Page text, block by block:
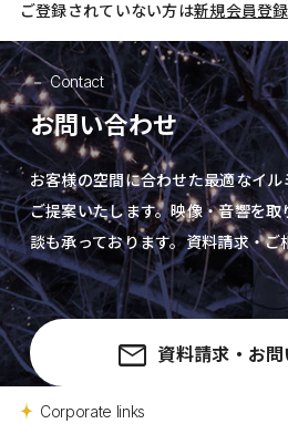
ご登録されていない方は新規会員登録
Contact
お問い合わせ
お客様の空間に合わせた最適なイ
ご提案いたします。映像・音響を取
談も承っております。資料請求・
資料請求・お
Corporate links